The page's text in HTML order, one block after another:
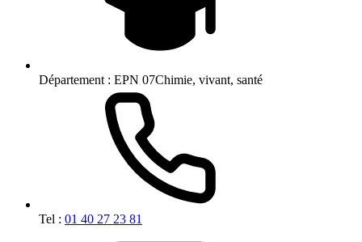
Département : EPN 07Chimie, vivant, santé
Tel : 01 40 27 23 81